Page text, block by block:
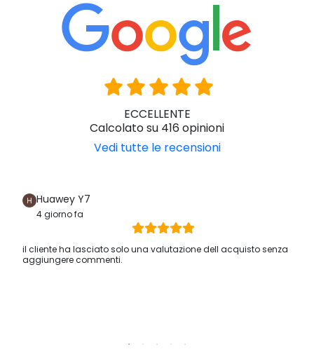
ECCELLENTE
Calcolato su 416 opinioni
Vedi tutte le recensioni
Huawey Y7
4 giorno fa
il cliente ha lasciato solo una valutazione dell acquisto senza
aggiungere commenti.